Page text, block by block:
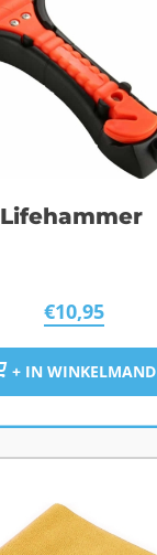
Lifehammer
€10,95
+ IN WINKELMAND